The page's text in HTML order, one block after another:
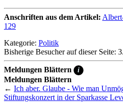
Anschriften aus dem Artikel:
129
Kategorie: Politik
Bisherige Besucher auf dieser Seite:
Meldungen Blättern i
Meldungen Blättern
← Ich aber. Glaube - Wie man
Stiftungskonzert in der Sparkasse